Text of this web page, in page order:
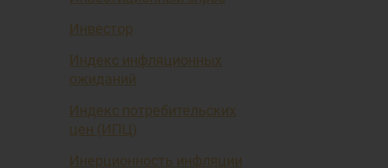
Инвестор
Индекс инфляционных
ожиданий
Индекс потребительских
цен (ИПЦ)
Инерционность инфляции